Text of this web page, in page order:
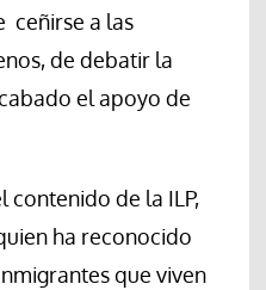
ceñirse a las
de debatir la
el apoyo de
contenido de la ILP,
ha reconocido
que viven